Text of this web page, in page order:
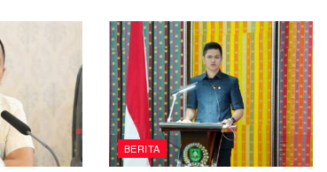
BERITA